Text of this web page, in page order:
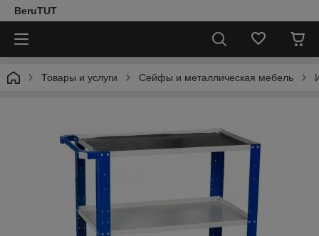
BeruTUT
Товары и услуги Сейфы и металлическая мебель